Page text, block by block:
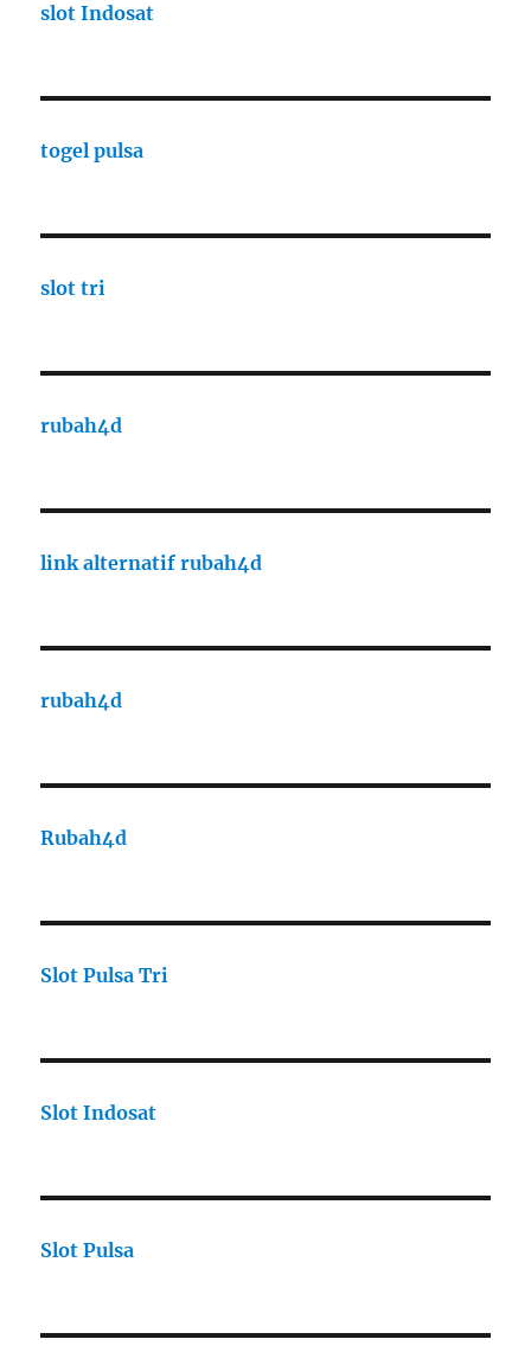
slot Indosat
togel pulsa
slot tri
rubah4d
link alternatif rubah4d
rubah4d
Rubah4d
Slot Pulsa Tri
Slot Indosat
Slot Pulsa